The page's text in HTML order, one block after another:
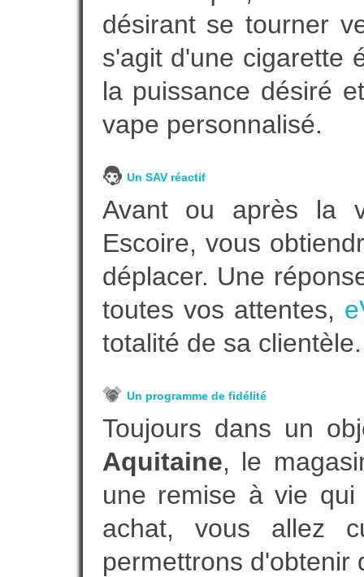
désirant se tourner
s'agit d'une cigarette
la puissance désiré
vape personnalisé.
Un SAV réactif
Avant ou après la
Escoire, vous
déplacer. Une
toutes vos attentes,
totalité de sa clientèle.
Un programme de fidélité
Toujours dans un
Aquitaine, le
une remise à vie qui
achat, vous allez
permettrons d'obtenir